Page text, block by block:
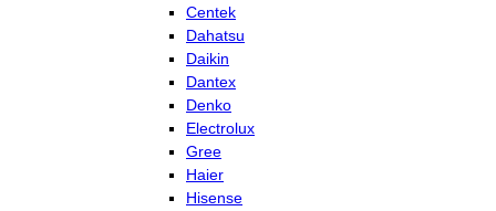
Centek
Dahatsu
Daikin
Dantex
Denko
Electrolux
Gree
Haier
Hisense